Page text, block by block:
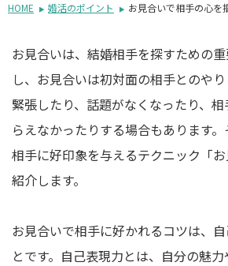
HOME 婚活のポイント お見合いで相手の心を
お見合いは、結婚相手を探すための
し、お見合いは初対面の相手とのやり
緊張したり、話題がなくなったり、
らえなかったりする場合もあります
相手に好印象を与えるテクニック「
紹介します。
お見合いで相手に好かれるコツは、
とです。自己表現力とは、自分の魅